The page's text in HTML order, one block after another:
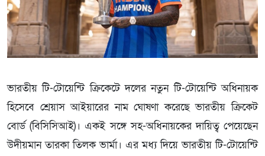
ভারতীয় টি-টোয়েন্টি ক্রিকেটে দলের নতুন টি-টোয়েন্টি অধিনায়ক
হিসেবে শ্রেয়াস আইয়ারের নাম ঘোষণা করেছে ভারতীয় ক্রিকেট
বোর্ড (বিসিসিআই)। একই সঙ্গে সহ-অধিনায়কের দায়িত্ব পেয়েছেন
উদীয়মান তারকা তিলক ভার্মা। এর মধ্য দিয়ে ভারতীয় টি-টোয়েন্টি